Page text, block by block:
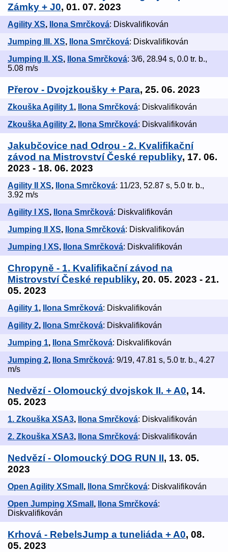
Zámky + J0, 01. 07. 2023
Agility XS, Ilona Smrčková: Diskvalifikován
Jumping III. XS, Ilona Smrčková: Diskvalifikován
Jumping II. XS, Ilona Smrčková: 3/6, 28.94 s, 0.0 tr. b.,
5.08 m/s
Přerov - Dvojzkoušky + Para, 25. 06. 2023
Zkouška Agility 1, Ilona Smrčková: Diskvalifikován
Zkouška Agility 2, Ilona Smrčková: Diskvalifikován
Jakubčovice nad Odrou - 2. Kvalifikační
závod na Mistrovství České republiky, 17. 06.
2023 - 18. 06. 2023
Agility II XS, Ilona Smrčková: 11/23, 52.87 s, 5.0 tr. b.,
3.92 m/s
Agility I XS, Ilona Smrčková: Diskvalifikován
Jumping II XS, Ilona Smrčková: Diskvalifikován
Jumping I XS, Ilona Smrčková: Diskvalifikován
Chropyně - 1. Kvalifikační závod na
Mistrovství České republiky, 20. 05. 2023 - 21.
05. 2023
Agility 1, Ilona Smrčková: Diskvalifikován
Agility 2, Ilona Smrčková: Diskvalifikován
Jumping 1, Ilona Smrčková: Diskvalifikován
Jumping 2, Ilona Smrčková: 9/19, 47.81 s, 5.0 tr. b., 4.27
m/s
Nedvězí - Olomoucký dvojskok II. + A0, 14.
05. 2023
1. Zkouška XSA3, Ilona Smrčková: Diskvalifikován
2. Zkouška XSA3, Ilona Smrčková: Diskvalifikován
Nedvězí - Olomoucký DOG RUN II, 13. 05.
2023
Open Agility XSmall , Ilona Smrčková: Diskvalifikován
Open Jumping XSmall , Ilona Smrčková:
Diskvalifikován
Krhová - RebelsJump a tuneliáda + A0, 08.
05. 2023